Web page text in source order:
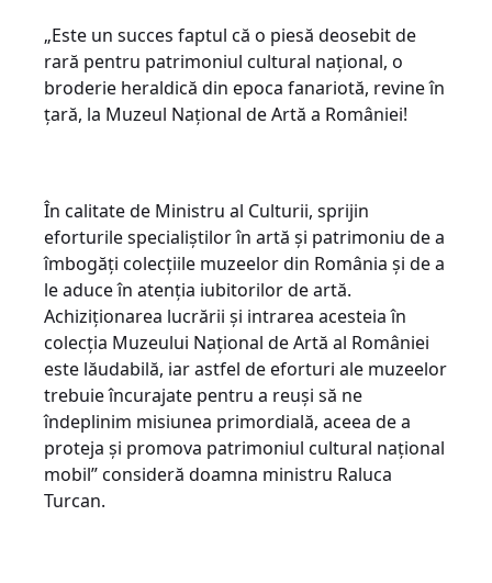
„Este un succes faptul că o piesă deosebit de
rară pentru patrimoniul cultural național, o
broderie heraldică din epoca fanariotă, revine în
țară, la Muzeul Național de Artă a României!
În calitate de Ministru al Culturii, sprijin
eforturile specialiștilor în artă și patrimoniu de a
îmbogăți colecțiile muzeelor din România și de a
le aduce în atenția iubitorilor de artă.
Achiziționarea lucrării și intrarea acesteia în
colecția Muzeului Național de Artă al României
este lăudabilă, iar astfel de eforturi ale muzeelor
trebuie încurajate pentru a reuși să ne
îndeplinim misiunea primordială, aceea de a
proteja și promova patrimoniul cultural național
mobil” consideră doamna ministru Raluca
Turcan.